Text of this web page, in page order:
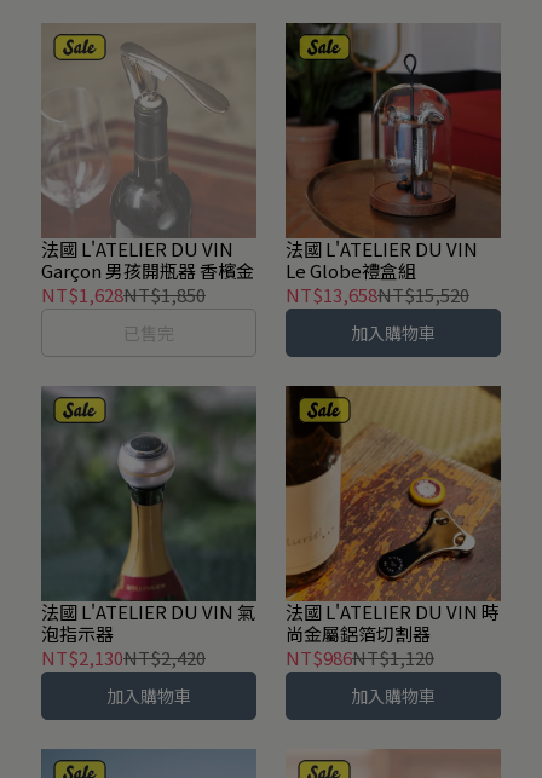
法國 L'ATELIER DU VIN
Garçon 男孩開瓶器 香檳金
NT$1,628NT$1,850
已售完
法國 L'ATELIER DU VIN
Le Globe禮盒組
NT$13,658NT$15,520
加入購物車
法國 L'ATELIER DU VIN 氣
泡指示器
NT$2,130NT$2,420
加入購物車
法國 L'ATELIER DU VIN 時
尚金屬鋁箔切割器
NT$986NT$1,120
加入購物車